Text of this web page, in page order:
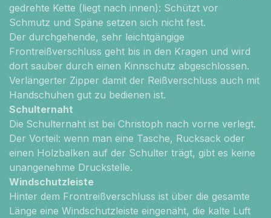
gedrehte Kette (liegt nach innen): Schützt vor
Schmutz und Späne setzen sich nicht fest.
Der durchgehende, sehr leichtgängige
Frontreißverschluss geht bis in den Kragen und wird
dort sauber durch einen Kinnschutz abgeschlossen.
Verlängerter Zipper damit der Reißverschluss auch mit
Handschuhen gut zu bedienen ist.
Schulternaht
Die Schulternaht ist bei Christoph nach vorne verlegt.
Der Vorteil: wenn man eine Tasche, Rucksack oder
einen Holzbalken auf der Schulter trägt, gibt es keine
unangenehme Druckstelle.
Windschutzleiste
Hinter dem Frontreißverschluss ist über die gesamte
Länge eine Windschutzleiste eingenäht, die kalte Luft